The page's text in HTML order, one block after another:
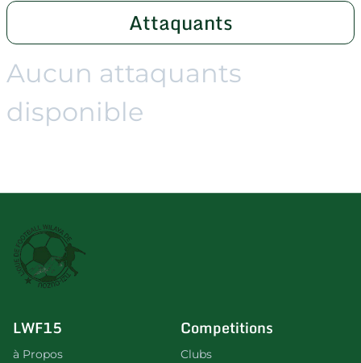
Attaquants
Aucun attaquants
disponible
LWF15
à Propos
Competitions
Clubs